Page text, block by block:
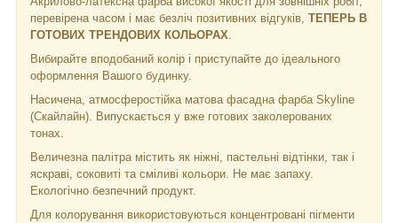
перевірена часом і має безліч позитивних відгуків, ТЕПЕРЬ В
ГОТОВИХ ТРЕНДОВИХ КОЛЬОРАХ.
Вибирайте вподобаний колір і приступайте до ідеального
оформлення Вашого будинку.
Насичена, атмосферостійка матова фасадна фарба Skyline
(Скайлайн). Випускається у вже готових заколерованих
тонах.
Величезна палітра містить як ніжні, пастельні відтінки, так і
яскраві, соковиті та сміливі кольори. Не має запаху.
Екологічно безпечний продукт.
Для колорування використовуються концентровані пігменти